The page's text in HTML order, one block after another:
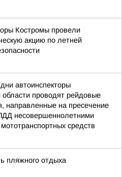
Костромы провели
акцию по летней
автоинспекторы
области проводят рейдовые
направленные на пресечение
несовершеннолетними
средств
пляжного отдыха